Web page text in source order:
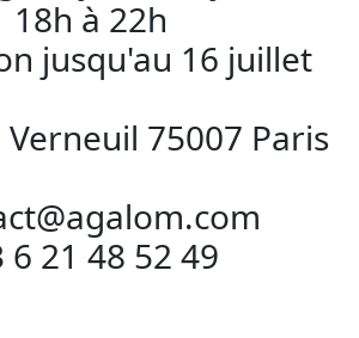
18h à 22h
jusqu'au 16 juillet
75007 Paris
6 21 48 52 49